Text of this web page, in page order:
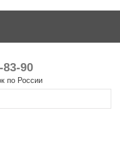
83-90
по России